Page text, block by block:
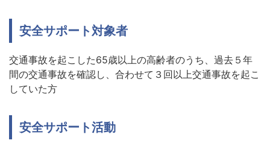
安全サポート対象者
交通事故を起こした65歳以上の高齢者のうち、過去５年
間の交通事故を確認し、合わせて３回以上交通事故を起こ
していた方
安全サポート活動